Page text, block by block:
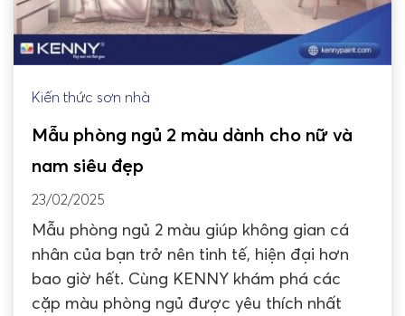
Kiến thức sơn nhà
Mẫu phòng ngủ 2 màu dành cho nữ và
nam siêu đẹp
23/02/2025
Mẫu phòng ngủ 2 màu giúp không gian cá
nhân của bạn trở nên tinh tế, hiện đại hơn
bao giờ hết. Cùng KENNY khám phá các
cặp màu phòng ngủ được yêu thích nhất